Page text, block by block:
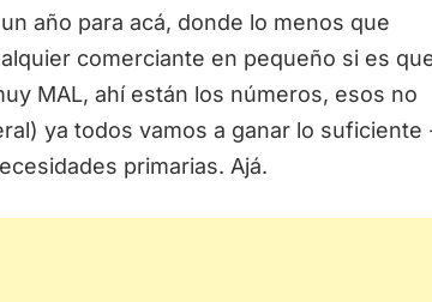
año para acá, donde lo menos que
comerciante en pequeño si es
MAL, ahí están los números, esos no
ya todos vamos a ganar lo suficiente
primarias. Ajá.